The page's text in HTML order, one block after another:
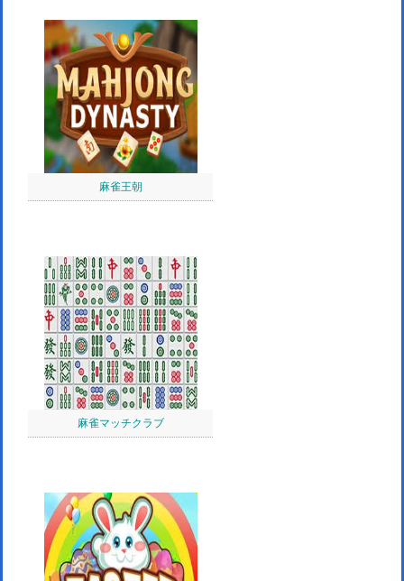
麻雀王朝
麻雀マッチクラブ